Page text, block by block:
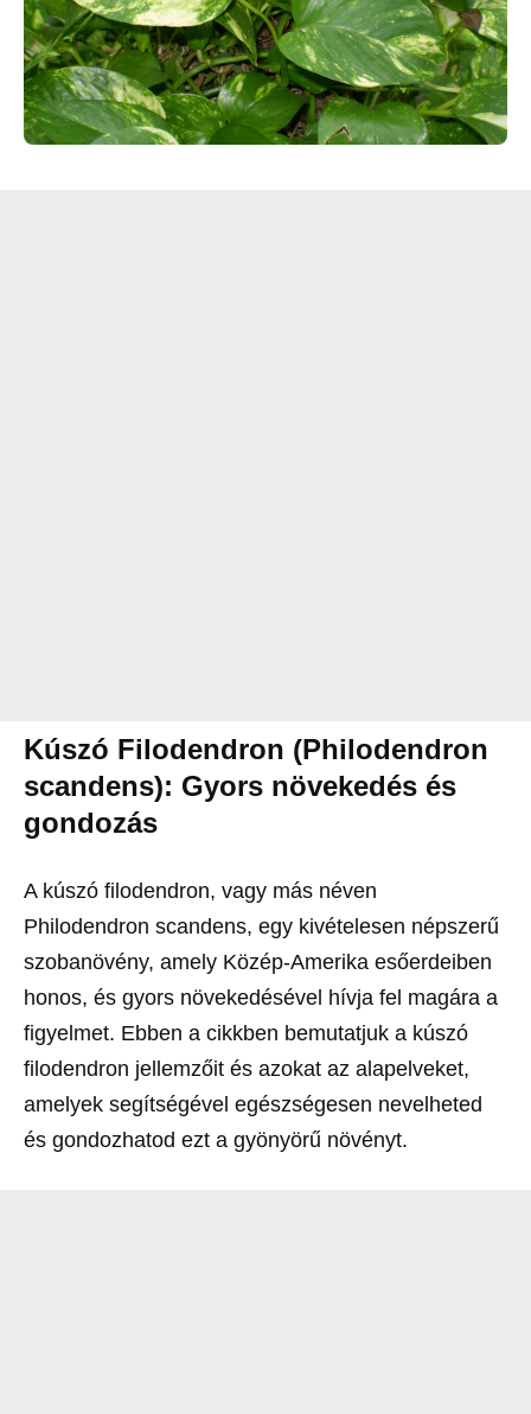
Kúszó Filodendron (Philodendron
scandens): Gyors növekedés és
gondozás
A kúszó filodendron, vagy más néven
Philodendron scandens, egy kivételesen népszerű
szobanövény, amely Közép-Amerika esőerdeiben
honos, és gyors növekedésével hívja fel magára a
figyelmet. Ebben a cikkben bemutatjuk a kúszó
filodendron jellemzőit és azokat az alapelveket,
amelyek segítségével egészségesen nevelheted
és gondozhatod ezt a gyönyörű növényt.